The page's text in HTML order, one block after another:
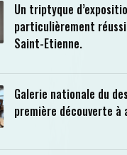
Un triptyque
particulièrement réussi
Saint-Etienne.
Galerie nationale du
première découverte à